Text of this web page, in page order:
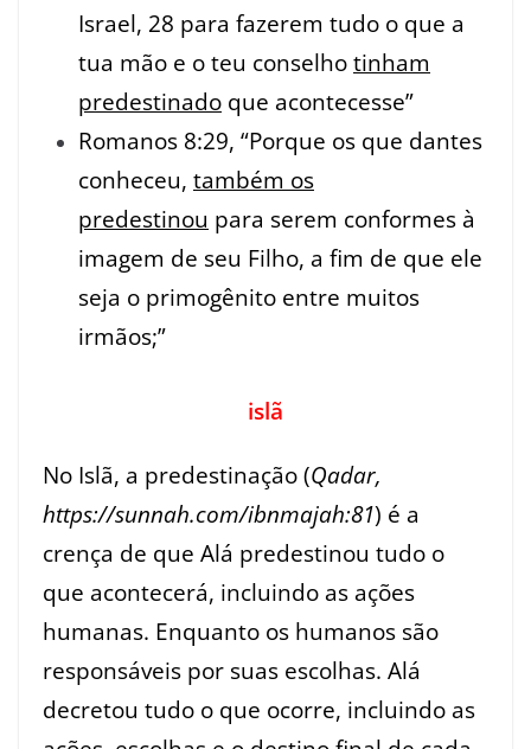
Israel, 28 para fazerem tudo o que a
tua mão e o teu conselho tinham
predestinado que acontecesse”
Romanos 8:29, “Porque os que dantes
conheceu, também os
predestinou para serem conformes à
imagem de seu Filho, a fim de que ele
seja o primogênito entre muitos
irmãos;”
islã
No Islã, a predestinação (Qadar,
https://sunnah.com/ibnmajah:81) é a
crença de que Alá predestinou tudo o
que acontecerá, incluindo as ações
humanas. Enquanto os humanos são
responsáveis por suas escolhas. Alá
decretou tudo o que ocorre, incluindo as